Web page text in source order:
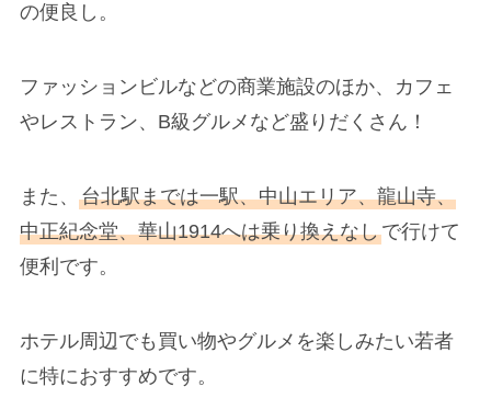
の便良し。
ファッションビルなどの商業施設のほか、カフェ
やレストラン、B級グルメなど盛りだくさん！
また、 台北駅までは一駅、中山エリア、龍山寺、
中正紀念堂、華山1914へは乗り換えなしで行けて
便利です。
ホテル周辺でも買い物やグルメを楽しみたい若者
に特におすすめです。